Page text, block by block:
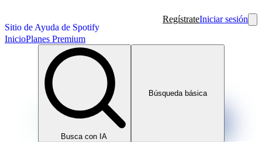
Sitio de Ayuda de Spotify
RegístrateIniciar sesión
InicioPlanes Premium
Busca con IA
Búsqueda básica